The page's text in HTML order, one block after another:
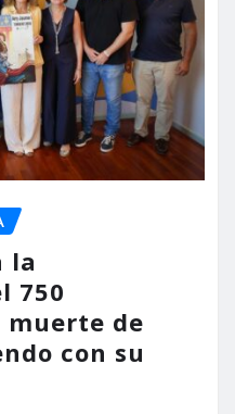
la
750
de
con su